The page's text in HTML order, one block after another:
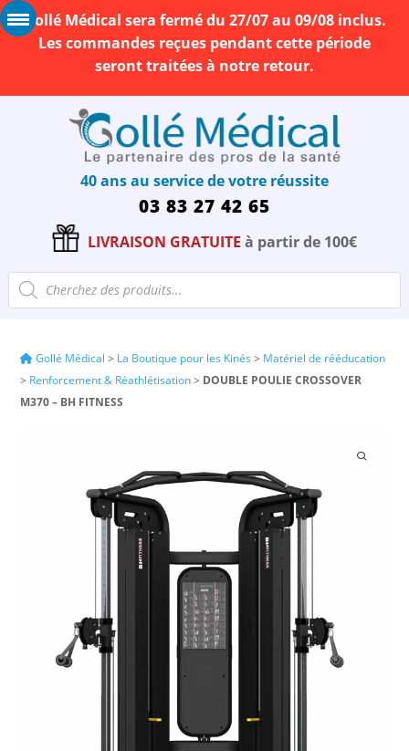
Gollé Médical sera fermé du 27/07 au 09/08 inclus.
Les commandes reçues pendant cette période
seront traitées à notre retour.
40 ans au service de votre réussite
03 83 27 42 65
LIVRAISON GRATUITE à partir de 100€
Recherche
de
produits
Gollé Médical > La Boutique pour les Kinés > Matériel de rééducation
> Renforcement & Réathlétisation> DOUBLE POULIE CROSSOVER
M370 – BH FITNESS